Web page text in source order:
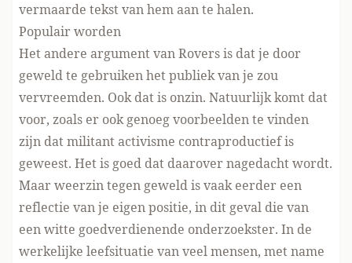
vermaarde tekst van hem aan te halen.
Populair worden
Het andere argument van Rovers is dat je door
geweld te gebruiken het publiek van je zou
vervreemden. Ook dat is onzin. Natuurlijk komt dat
voor, zoals er ook genoeg voorbeelden te vinden
zijn dat militant activisme contraproductief is
geweest. Het is goed dat daarover nagedacht wordt.
Maar weerzin tegen geweld is vaak eerder een
reflectie van je eigen positie, in dit geval die van
een witte goedverdienende onderzoekster. In de
werkelijke leefsituatie van veel mensen, met name